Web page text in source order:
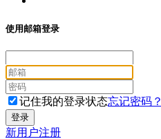
使用邮箱登录
记住我的登录状态忘记密码？
新用户注册